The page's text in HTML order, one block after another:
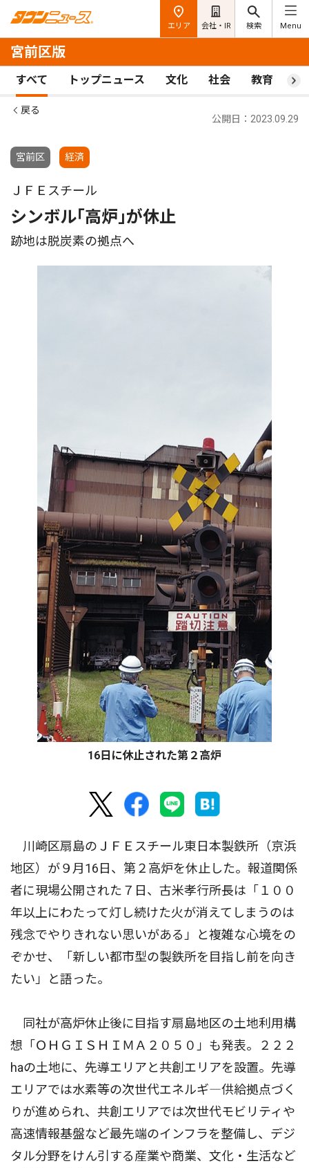
エリア 会社・IR 検索 Menu
宮前区版
すべて トップニュース 文化 社会 教育 ス
戻る
宮前区 経済
公開日：2023.09.29
ＪＦＥスチール
シンボル｢高炉｣が休止
跡地は脱炭素の拠点へ
16日に休止された第２高炉
川崎区扇島のＪＦＥスチール東日本製鉄所（京浜
地区）が９月16日、第２高炉を休止した。報道関係
者に現場公開された７日、古米孝行所長は「１００
年以上にわたって灯し続けた火が消えてしまうのは
残念でやりきれない思いがある」と複雑な心境をの
ぞかせ、「新しい都市型の製鉄所を目指し前を向き
たい」と語った。
同社が高炉休止後に目指す扇島地区の土地利用構
想「ＯＨＧＩＳＨＩＭＡ２０５０」も発表。２２２
haの土地に、先導エリアと共創エリアを設置。先導
エリアでは水素等の次世代エネルギ―供給拠点づく
りが進められ、共創エリアでは次世代モビリティや
高速情報基盤など最先端のインフラを整備し、デジ
タル分野をけん引する産業や商業、文化・生活など